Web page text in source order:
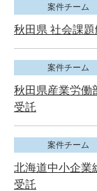
案件チーム
秋田県 社会課
案件チーム
秋田県産業労働
受託
案件チーム
北海道中小企業
受託